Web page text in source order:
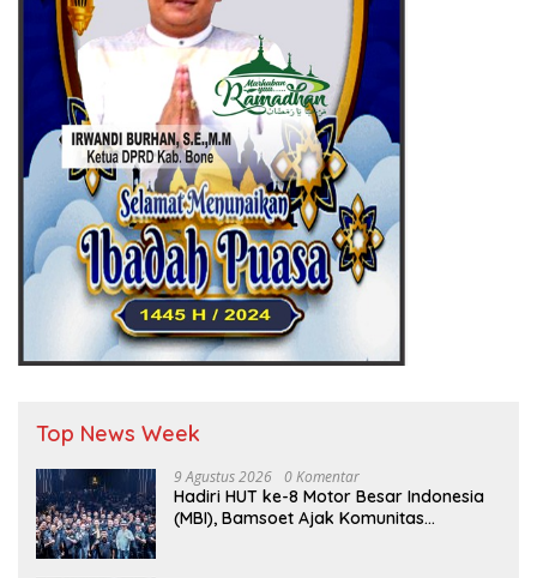
Top News Week
9 Agustus 2026 0 Komentar
Hadiri HUT ke-8 Motor Besar Indonesia
(MBI), Bamsoet Ajak Komunitas